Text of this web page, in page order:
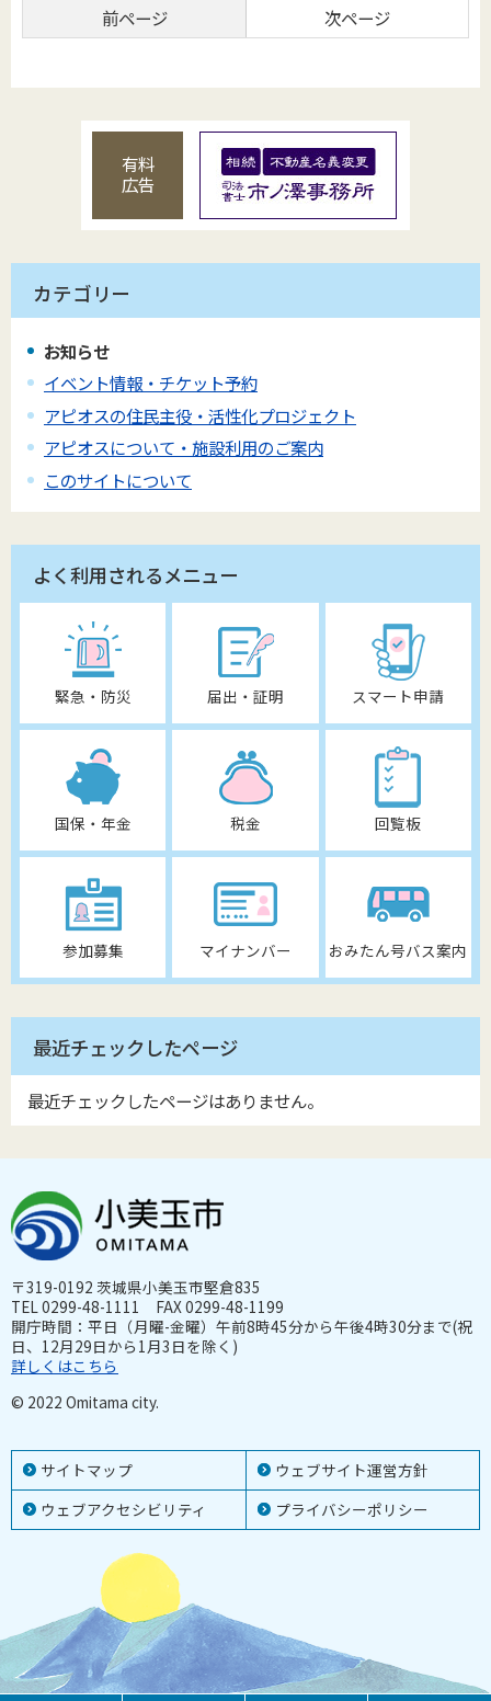
前ページ 次ページ
有料
広告
カテゴリー
お知らせ
イベント情報・チケット予約
アピオスの住民主役・活性化プロジェクト
アピオスについて・施設利用のご案内
このサイトについて
よく利用されるメニュー
緊急・防災 届出・証明 スマート申請
国保・年金 税金 回覧板
参加募集 マイナンバー おみたん号バス案内
最近チェックしたページ
最近チェックしたページはありません。
サイトマップ
ウェブサイト運営方針
ウェブアクセシビリティ
プライバシーポリシー
〒319-0192 茨城県小美玉市堅倉835
TEL 0299-48-1111 FAX 0299-48-1199
開庁時間：平日（月曜-金曜）午前8時45分から午後4時30分まで(祝
日、12月29日から1月3日を除く)
詳しくはこちら
© 2022 Omitama city.